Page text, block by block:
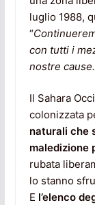
luglio 1988,
“
con tutti i
nostre cause.
Il Sahara
colonizzata
naturali che
maledizione
rubata
lo stanno
E l’elenco